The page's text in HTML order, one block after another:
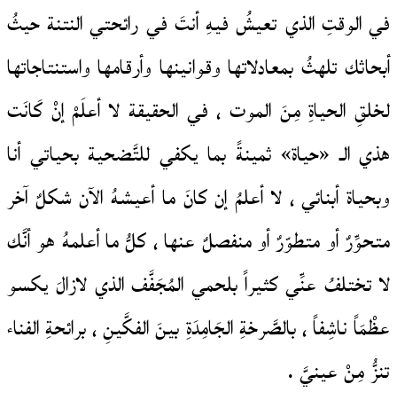
في الوقتِ الذي تعيشُ فيهِ أنتَ في رائحتي النتنة حيثُ
أبحاثك تلهثُ بمعادلاتها وقوانينها وأرقامها واستنتاجاتها
لخلقِ الحياةِ مِنَ الموت ، في الحقيقة لا أعلَمْ إنْ كَانَت
هذي الـ «حياة» ثمينةً بما يكفي للتَّضحية بحياتي أنا
وبحياة أبنائي ، لا أعلمُ إن كانَ ما أعيشهُ الآن شكلٌ آخر
متحوِّرٌ أو متطوّرٌ أو منفصلٌ عنها ، كلُّ ما أعلمهُ هو أنَّك
لا تختلفُ عنِّي كثيراً بلحمي المُجَفَّف الذي لازالَ يكسو
عظْمَاً ناشِفاً ، بالصَّرخةِ الجَامِدَةِ بينَ الفكَّينِ ، برائحةِ الفناء
تنزُّ مِنْ عينيَّ .